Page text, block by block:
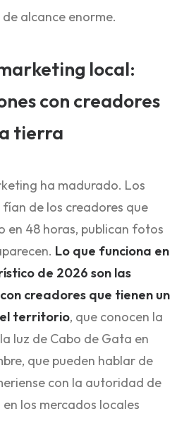
alcance enorme.
local:
con creadores
tierra
ha madurado. Los
de los creadores que
en 48 horas, publican fotos
Lo que funciona en
de 2026 son las
creadores que tienen un
el territorio, que conocen la
luz de Cabo de Gata en
que pueden hablar de
con la autoridad de
los mercados locales